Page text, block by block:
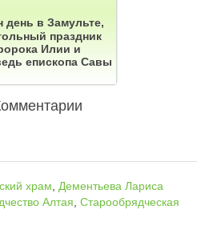
день в Замульте,
праздник
Илии и
епископа Савы
храм
Дементьева Лариса
Алтая Старообрядческая